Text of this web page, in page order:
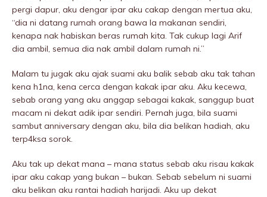
pergi dapur, aku dengar ipar aku cakap dengan mertua aku,
“dia ni datang rumah orang bawa la makanan sendiri,
kenapa nak habiskan beras rumah kita. Tak cukup lagi Arif
dia ambil, semua dia nak ambil dalam rumah ni.”
Malam tu jugak aku ajak suami aku balik sebab aku tak tahan
kena h1na, kena cerca dengan kakak ipar aku. Aku kecewa,
sebab orang yang aku anggap sebagai kakak, sanggup buat
macam ni dekat adik ipar sendiri. Pernah juga, bila suami
sambut anniversary dengan aku, bila dia belikan hadiah, aku
terp4ksa sorok.
Aku tak up dekat mana – mana status sebab aku risau kakak
ipar aku cakap yang bukan – bukan. Sebab sebelum ni suami
aku belikan aku rantai hadiah harijadi. Aku up dekat